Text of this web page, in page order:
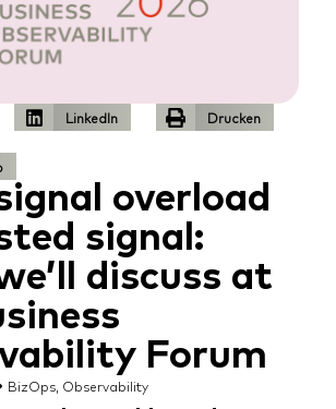
LinkedIn Drucken
overload
signal:
discuss at
Forum
BizOps, Observability